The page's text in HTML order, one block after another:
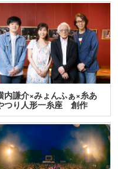
内謙介×みょんふぁ×糸あ
つり人形一糸座 創作
…